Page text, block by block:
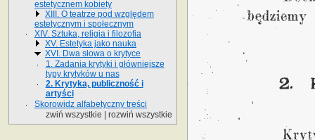
estetycznem kobiety
XIII. O teatrze pod względem
estetycznym i społecznym
XIV. Sztuka, religia i filozofia
XV. Estetyka jako nauka
XVI. Dwa słowa o krytyce
1. Zadania krytyki i główniejsze
typy krytyków u nas
2. Krytyka, publiczność i
artyści
Skorowidz alfabetyczny treści
zwiń wszystkie
rozwiń wszystkie